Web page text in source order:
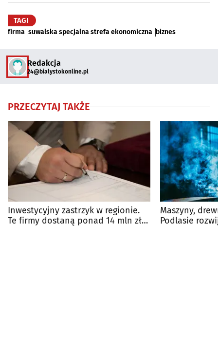
TAGI
firma suwalska specjalna strefa ekonomiczna biznes
Redakcja
24@bialystokonline.pl
PRZECZYTAJ TAKŻE
Inwestycyjny zastrzyk w regionie.
Te firmy dostaną ponad 14 mln zł
Maszyny,
Podlasie